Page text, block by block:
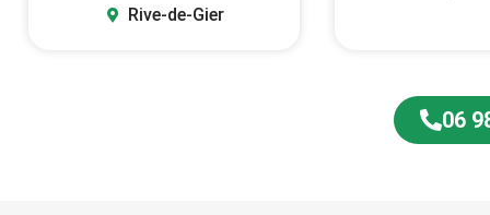
Rive-de-Gier
06